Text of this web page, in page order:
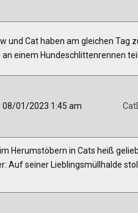
und Cat haben am gleichen Tag
einem Hundeschlittenrennen
08/01/2023 1:45 am
Herumstöbern in Cats heiß
Auf seiner Lieblingsmüllhalde